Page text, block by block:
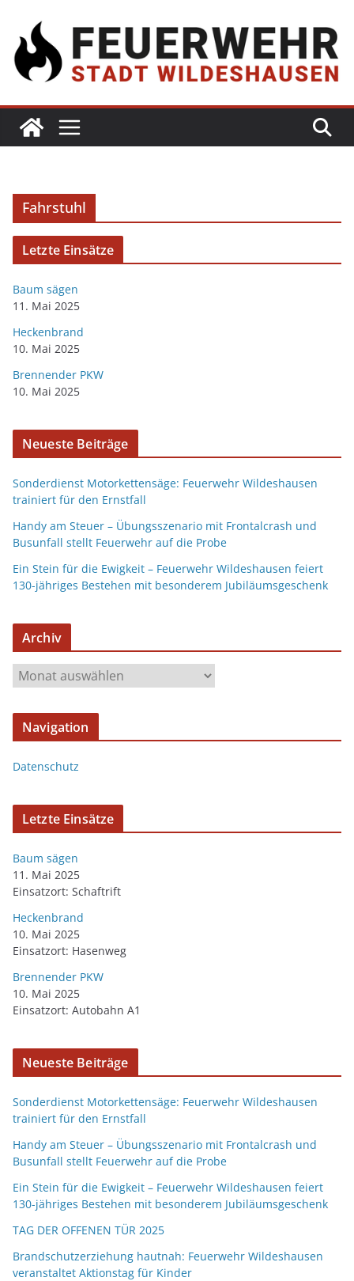
Fahrstuhl
Letzte Einsätze
Baum sägen
11. Mai 2025
Heckenbrand
10. Mai 2025
Brennender PKW
10. Mai 2025
Neueste Beiträge
Sonderdienst Motorkettensäge: Feuerwehr Wildeshausen
trainiert für den Ernstfall
Handy am Steuer – Übungsszenario mit Frontalcrash und
Busunfall stellt Feuerwehr auf die Probe
Ein Stein für die Ewigkeit – Feuerwehr Wildeshausen feiert
130-jähriges Bestehen mit besonderem Jubiläumsgeschenk
Archiv
Navigation
Datenschutz
Letzte Einsätze
Baum sägen
11. Mai 2025
Einsatzort: Schaftrift
Heckenbrand
10. Mai 2025
Einsatzort: Hasenweg
Brennender PKW
10. Mai 2025
Einsatzort: Autobahn A1
Neueste Beiträge
Sonderdienst Motorkettensäge: Feuerwehr Wildeshausen
trainiert für den Ernstfall
Handy am Steuer – Übungsszenario mit Frontalcrash und
Busunfall stellt Feuerwehr auf die Probe
Ein Stein für die Ewigkeit – Feuerwehr Wildeshausen feiert
130-jähriges Bestehen mit besonderem Jubiläumsgeschenk
TAG DER OFFENEN TÜR 2025
Brandschutzerziehung hautnah: Feuerwehr Wildeshausen
veranstaltet Aktionstag für Kinder